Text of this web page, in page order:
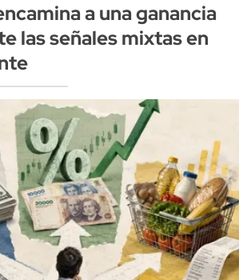
a una ganancia
las señales mixtas en